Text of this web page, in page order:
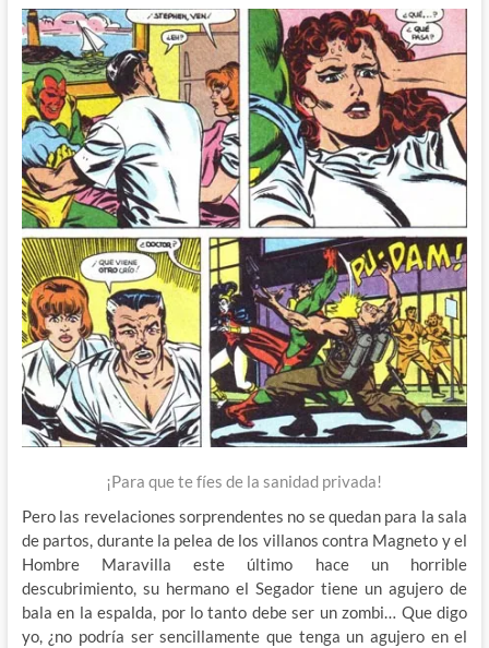
¡Para que te fíes de la sanidad privada!
Pero las revelaciones sorprendentes no se quedan para la sala
de partos, durante la pelea de los villanos contra Magneto y el
Hombre Maravilla este último hace un horrible
descubrimiento, su hermano el Segador tiene un agujero de
bala en la espalda, por lo tanto debe ser un zombi… Que digo
yo, ¿no podría ser sencillamente que tenga un agujero en el